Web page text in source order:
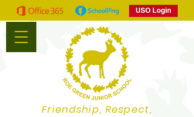
Friendship, Respect,